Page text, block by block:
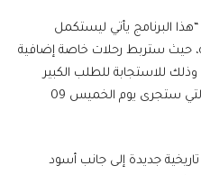
البرنامج يأتي ليستكمل
حيث ستربط رحلات خاصة إضافية
للاستجابة للطلب الكبير
المسجل مع اقتراب موعد المباراة التي ستجرى يوم الخميس 09
جديدة إلى جانب أسود